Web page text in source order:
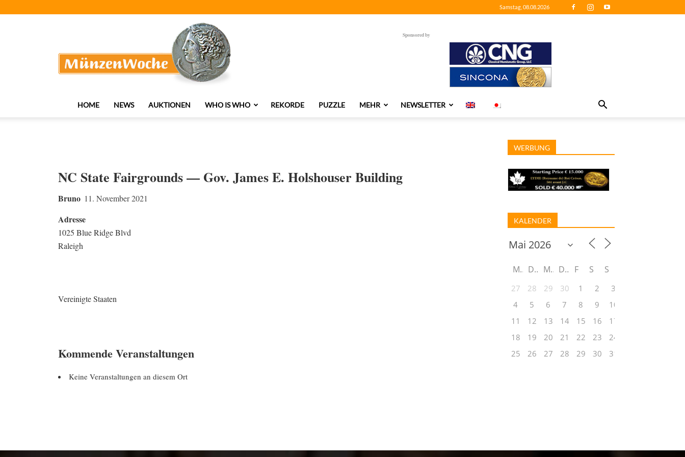
Samstag, 08.08.2026
Sponsored by
HOME NEWS AUKTIONEN WHO IS WHO REKORDE PUZZLE MEHR NEWSLETTER
NC State Fairgrounds — Gov. James E. Holshouser Building
Bruno 11. November 2021
Adresse
1025 Blue Ridge Blvd
Raleigh
Vereinigte Staaten
Kommende Veranstaltungen
Keine Veranstaltungen an diesem Ort
WERBUNG
KALENDER
M D M D F S S
27 28 29 30 1 2
3
4
5 6 7 8 9
10
11
12 13 14 15 16
17
18
19 20 21 22 23
24
25
26 27 28 29 30 31